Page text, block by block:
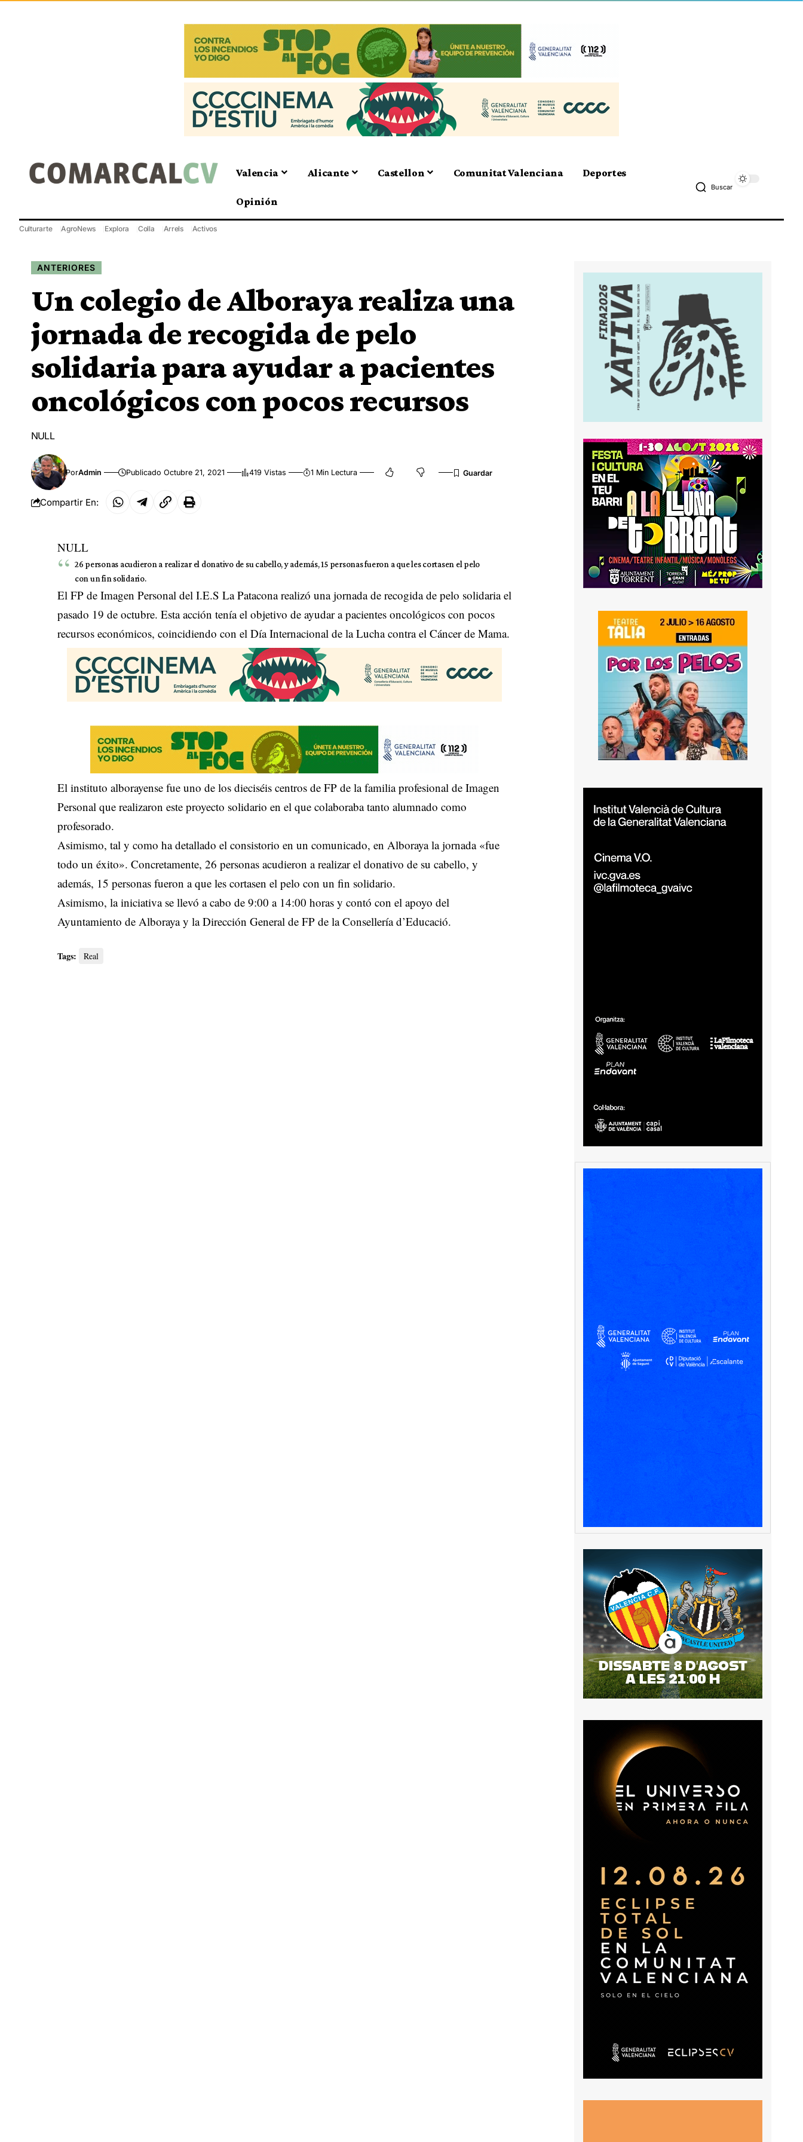
Valencia Alicante Castellon Comunitat Valenciana Deportes
Opinión
Buscar
Culturarte AgroNews Explora Colla Arrels Activos
ANTERIORES
Un colegio de Alboraya realiza una
jornada de recogida de pelo
solidaria para ayudar a pacientes
oncológicos con pocos recursos
NULL
PorAdmin Publicado Octubre 21, 2021 419 Vistas 1 Min Lectura
Compartir En:
NULL
26 personas acudieron a realizar el donativo de su cabello, y además, 15 personas fueron a que les cortasen el pelo
con un fin solidario.
El FP de Imagen Personal del I.E.S La Patacona realizó una jornada de recogida de pelo solidaria el
pasado 19 de octubre. Esta acción tenía el objetivo de ayudar a pacientes oncológicos con pocos
recursos económicos, coincidiendo con el Día Internacional de la Lucha contra el Cáncer de Mama.
El instituto alborayense fue uno de los dieciséis centros de FP de la familia profesional de Imagen
Personal que realizaron este proyecto solidario en el que colaboraba tanto alumnado como
profesorado.
Asimismo, tal y como ha detallado el consistorio en un comunicado, en Alboraya la jornada «fue
todo un éxito». Concretamente, 26 personas acudieron a realizar el donativo de su cabello, y
además, 15 personas fueron a que les cortasen el pelo con un fin solidario.
Asimismo, la iniciativa se llevó a cabo de 9:00 a 14:00 horas y contó con el apoyo del
Ayuntamiento de Alboraya y la Dirección General de FP de la Consellería d’Educació.
Tags: Real